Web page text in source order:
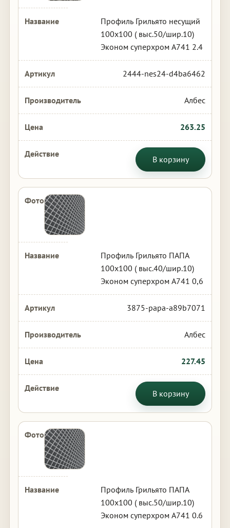
Профиль Грильято несущий
100х100 ( выс.50/шир.10)
Эконом суперхром А741 2.4
2444-nes24-d4ba6462
Албес
263.25
В корзину
Профиль Грильято ПАПА
100х100 ( выс.40/шир.10)
Эконом суперхром А741 0,6
3875-papa-a89b7071
Албес
227.45
В корзину
Профиль Грильято ПАПА
100х100 ( выс.50/шир.10)
Эконом суперхром А741 0.6